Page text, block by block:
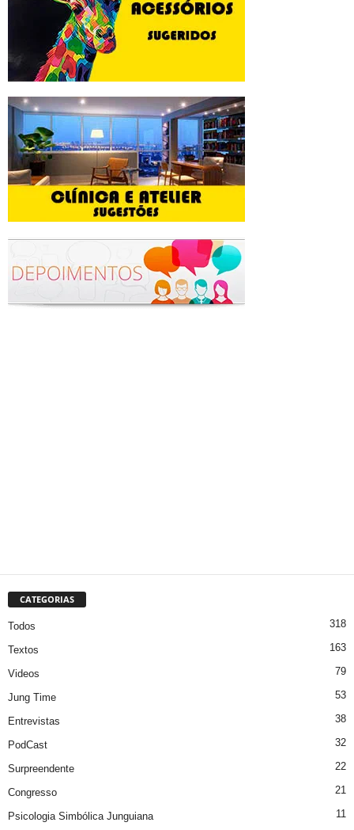
CATEGORIAS
Todos 318
Textos 163
Videos 79
Jung Time 53
Entrevistas 38
PodCast 32
Surpreendente 22
Congresso 21
Psicologia Simbólica Junguiana 11